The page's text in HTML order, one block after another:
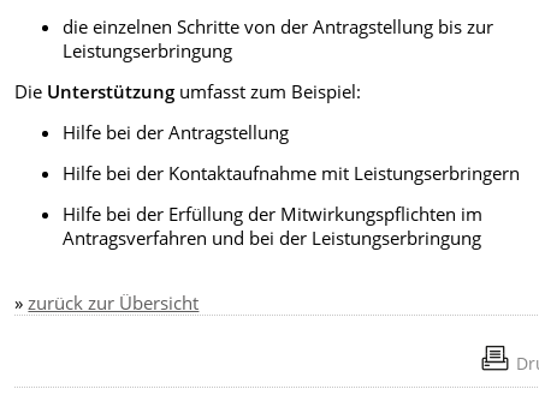
die einzelnen Schritte von der Antragstellung bis zur
Leistungserbringung
Die Unterstützung umfasst zum Beispiel:
Hilfe bei der Antragstellung
Hilfe bei der Kontaktaufnahme mit Leistungserbringern
Hilfe bei der Erfüllung der Mitwirkungspflichten im
Antragsverfahren und bei der Leistungserbringung
»zurück zur Übersicht